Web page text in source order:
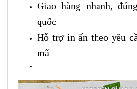
Giao hàng nhanh,
quốc
Hỗ trợ in ấn theo yêu
mã